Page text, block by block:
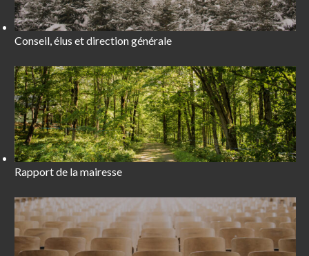
Conseil, élus et direction générale
Rapport de la mairesse